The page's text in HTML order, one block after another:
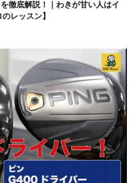
徹底解説！｜わきが甘い人はイ
レッスン】